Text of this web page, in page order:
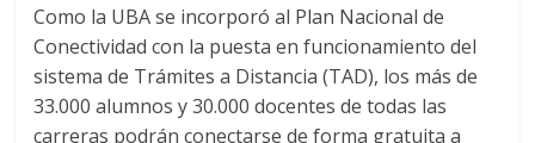
Como la UBA se incorporó al Plan Nacional de
Conectividad con la puesta en funcionamiento del
sistema de Trámites a Distancia (TAD), los más de
33.000 alumnos y 30.000 docentes de todas las
carreras podrán conectarse de forma gratuita a